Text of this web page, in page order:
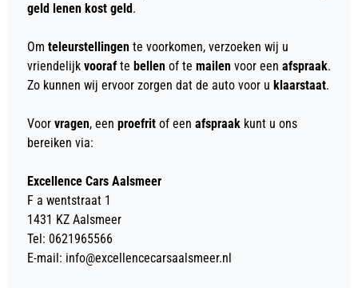
geld lenen kost geld.
Om teleurstellingen te voorkomen, verzoeken wij u
vriendelijk vooraf te bellen of te mailen voor een afspraak.
Zo kunnen wij ervoor zorgen dat de auto voor u klaarstaat.
Voor vragen, een proefrit of een afspraak kunt u ons
bereiken via:
Excellence Cars Aalsmeer
F a wentstraat 1
1431 KZ Aalsmeer
Tel: 0621965566
E-mail: info@excellencecarsaalsmeer.nl